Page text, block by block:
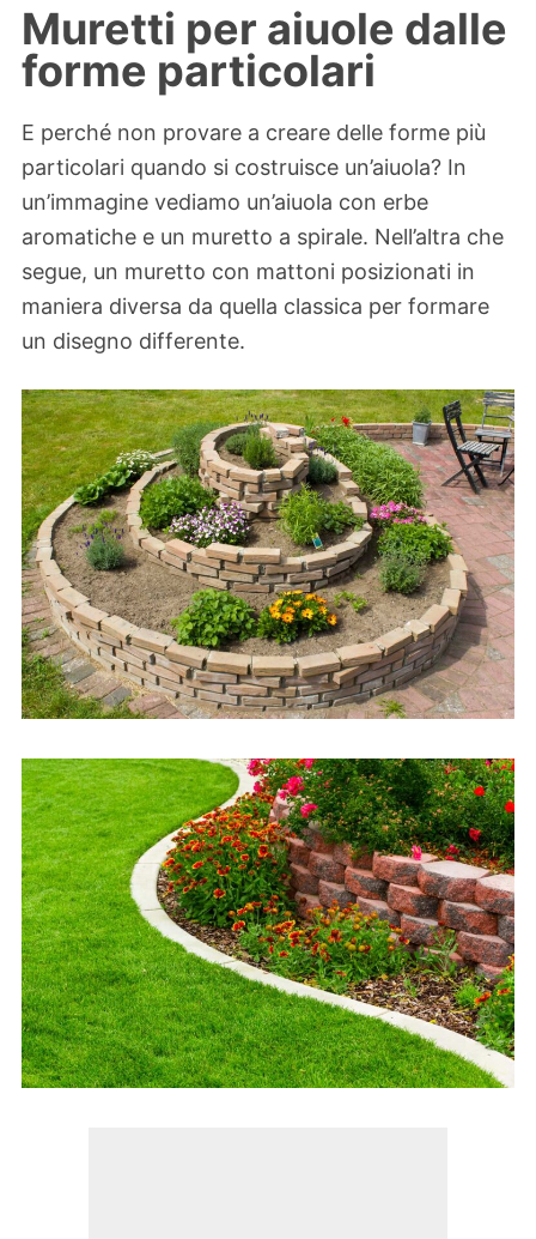
Muretti per aiuole dalle
forme particolari
E perché non provare a creare delle forme più
particolari quando si costruisce un’aiuola? In
un’immagine vediamo un’aiuola con erbe
aromatiche e un muretto a spirale. Nell’altra che
segue, un muretto con mattoni posizionati in
maniera diversa da quella classica per formare
un disegno differente.